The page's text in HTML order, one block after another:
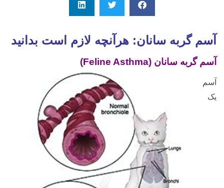
آسم گربه سانان: هرآنچه لازم است بدانید
آسم گربه سانان (Feline Asthma)
آسم
یک